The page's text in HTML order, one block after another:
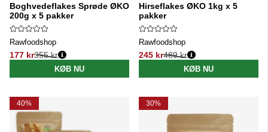
Boghvedeflakes Sprøde ØKO
200g x 5 pakker
Rawfoodshop
177 kr
Normalpris:
355 kr
KØB NU
Hirseflakes ØKO 1kg x 5
pakker
Rawfoodshop
245 kr
Normalpris:
489 kr
KØB NU
40% 30%